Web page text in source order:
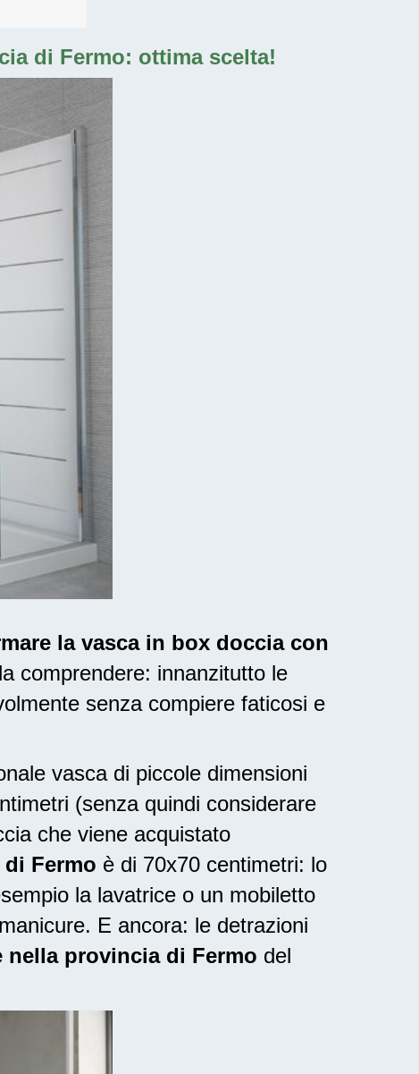
di Fermo: ottima scelta!
la vasca in box doccia con
comprendere: innanzitutto le
senza compiere faticosi e
vasca di piccole dimensioni
(senza quindi considerare
che viene acquistato
Fermo è di 70x70 centimetri: lo
la lavatrice o un mobiletto
E ancora: le detrazioni
provincia di Fermo del